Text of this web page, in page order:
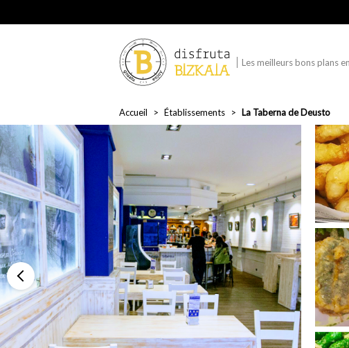
Les meilleurs bons plans
Accueil Établissements La Taberna de Deusto